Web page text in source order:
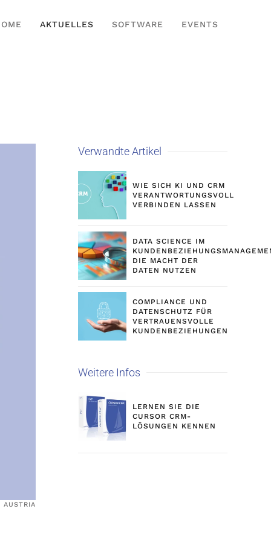
AKTUELLES SOFTWARE EVENTS
AUSTRIA
Verwandte Artikel
WIE SICH KI UND CRM
VERANTWORTUNGSVOLL
VERBINDEN LASSEN
DATA SCIENCE IM
DIE MACHT DER
DATEN NUTZEN
COMPLIANCE UND
DATENSCHUTZ FÜR
VERTRAUENSVOLLE
KUNDENBEZIEHUNGEN
Weitere Infos
LERNEN SIE DIE
CURSOR CRM-
LÖSUNGEN KENNEN